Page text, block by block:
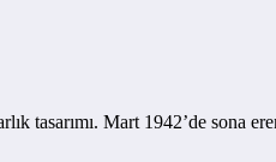
tasarımı. Mart 1942’de sona